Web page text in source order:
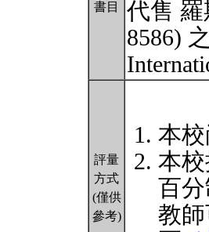
書目
代售 羅
8586)
評量
方式
(僅供
參考)
本
本
百
教